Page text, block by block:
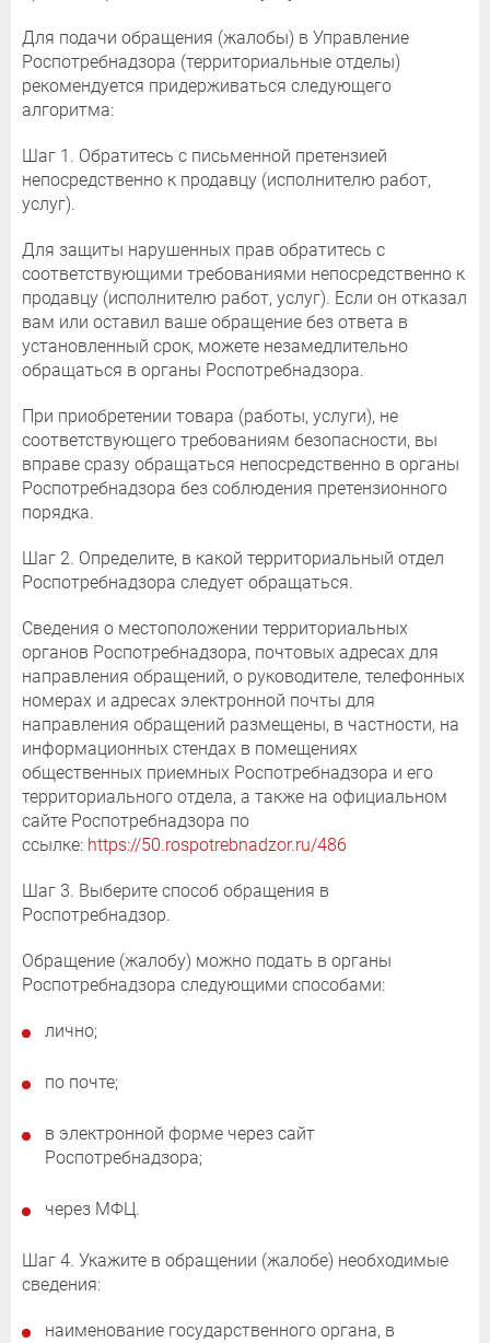
Для подачи обращения (жалобы) в Управление
Роспотребнадзора (территориальные отделы)
рекомендуется придерживаться следующего
алгоритма:
Шаг 1. Обратитесь с письменной претензией
непосредственно к продавцу (исполнителю работ,
услуг).
Для защиты нарушенных прав обратитесь с
соответствующими требованиями непосредственно к
продавцу (исполнителю работ, услуг). Если он отказал
вам или оставил ваше обращение без ответа в
установленный срок, можете незамедлительно
обращаться в органы Роспотребнадзора.
При приобретении товара (работы, услуги), не
соответствующего требованиям безопасности, вы
вправе сразу обращаться непосредственно в органы
Роспотребнадзора без соблюдения претензионного
порядка.
Шаг 2. Определите, в какой территориальный отдел
Роспотребнадзора следует обращаться.
Сведения о местоположении территориальных
органов Роспотребнадзора, почтовых адресах для
направления обращений, о руководителе, телефонных
номерах и адресах электронной почты для
направления обращений размещены, в частности, на
информационных стендах в помещениях
общественных приемных Роспотребнадзора и его
территориального отдела, а также на официальном
сайте Роспотребнадзора по
ссылке: https://50.rospotrebnadzor.ru/486
Шаг 3. Выберите способ обращения в
Роспотребнадзор.
Обращение (жалобу) можно подать в органы
Роспотребнадзора следующими способами:
лично;
по почте;
в электронной форме через сайт
Роспотребнадзора;
через МФЦ.
Шаг 4. Укажите в обращении (жалобе) необходимые
сведения:
наименование государственного органа, в